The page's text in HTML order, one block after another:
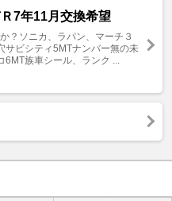
7年11月交換希望
？ソニカ、ラパン、マーチ３
サビシティ5MTナンバー無の未
族車シール、ランク ...